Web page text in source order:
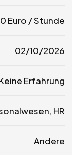
Euro / Stunde
02/10/2026
Erfahrung
HR
Andere